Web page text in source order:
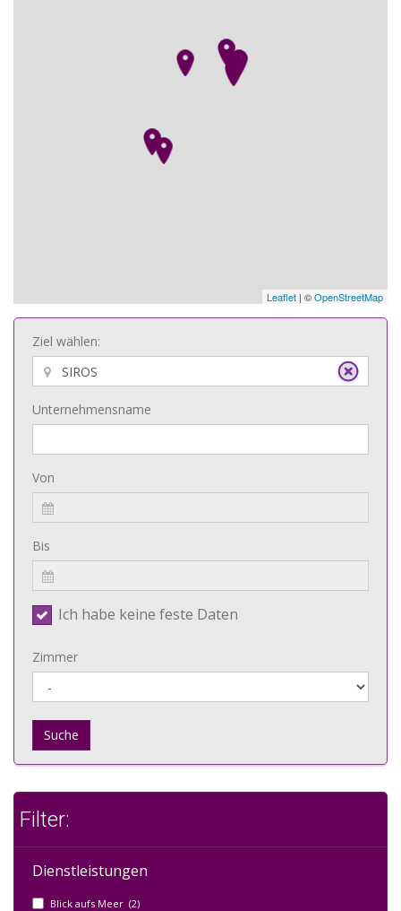
Leaflet | ©OpenStreetMap
Ziel wählen:
Unternehmensname
Von
Bis
Ich habe keine feste Daten
Zimmer
Suche
Filter:
Dienstleistungen
Blick aufs Meer (2)